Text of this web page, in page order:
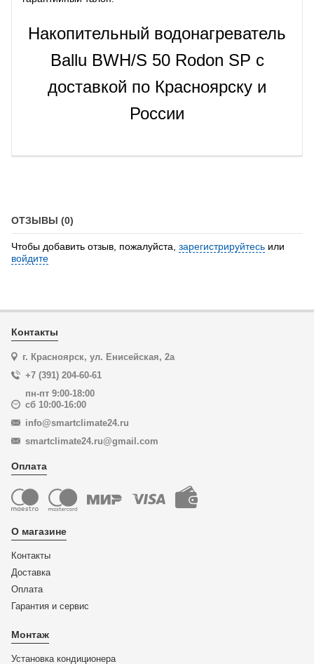
Накопительный водонагреватель
Ballu BWH/S 50 Rodon SP с
доставкой по Красноярску и
России
ОТЗЫВЫ (0)
Чтобы добавить отзыв, пожалуйста, зарегистрируйтесь или
войдите
Контакты
г. Красноярск, ул. Енисейская, 2а
+7 (391) 204-60-61
пн-пт 9:00-18:00
сб 10:00-16:00
info@smartclimate24.ru
smartclimate24.ru@gmail.com
Оплата
О магазине
Контакты
Доставка
Оплата
Гарантия и сервис
Монтаж
Установка кондиционера